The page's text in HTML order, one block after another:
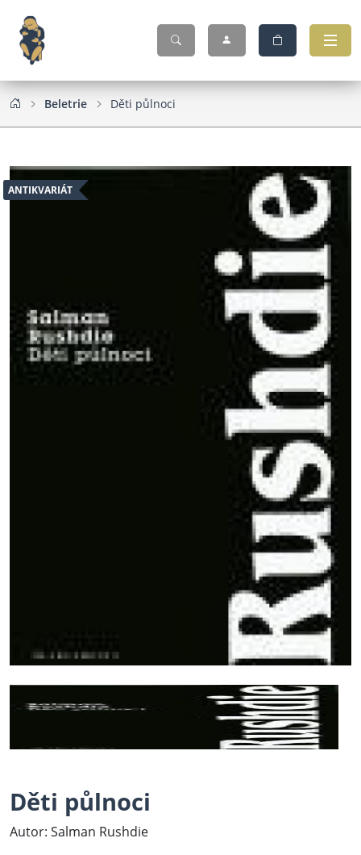
Beletrie Děti půlnoci
ANTIKVARIÁT
Děti půlnoci
Autor: Salman Rushdie